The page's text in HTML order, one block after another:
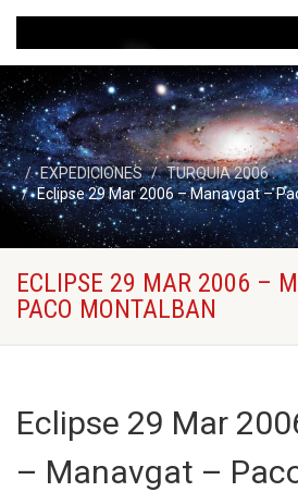
EXPEDICIONES
TURQUIA 2006
Eclipse 29 Mar 2006 – Manavgat –
ECLIPSE 29 MAR 2006 –
PACO MONTALBAN
Eclipse 29 Mar
– Manavgat –